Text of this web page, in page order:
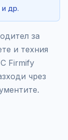
и др.
за
и техния
Firmify
чрез